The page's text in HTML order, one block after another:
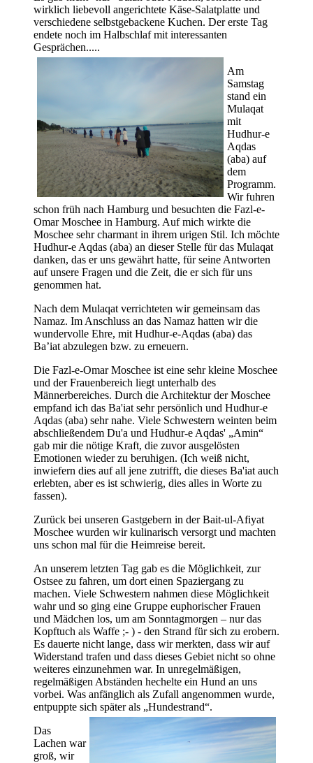
wirklich liebevoll angerichtete Käse-Salatplatte und
verschiedene selbstgebackene Kuchen. Der erste Tag
endete noch im Halbschlaf mit interessanten
Gesprächen.....
Am
Samstag
stand ein
Mulaqat
mit
Hudhur-e
Aqdas
(aba) auf
dem
Programm.
Wir fuhren
schon früh nach Hamburg und besuchten die Fazl-e-
Omar Moschee in Hamburg. Auf mich wirkte die
Moschee sehr charmant in ihrem urigen Stil. Ich möchte
Hudhur-e Aqdas (aba) an dieser Stelle für das Mulaqat
danken, das er uns gewährt hatte, für seine Antworten
auf unsere Fragen und die Zeit, die er sich für uns
genommen hat.
Nach dem Mulaqat verrichteten wir gemeinsam das
Namaz. Im Anschluss an das Namaz hatten wir die
wundervolle Ehre, mit Hudhur-e-Aqdas (aba) das
Ba’iat abzulegen bzw. zu erneuern.
Die Fazl-e-Omar Moschee ist eine sehr kleine Moschee
und der Frauenbereich liegt unterhalb des
Männerbereiches. Durch die Architektur der Moschee
empfand ich das Ba'iat sehr persönlich und Hudhur-e
Aqdas (aba) sehr nahe. Viele Schwestern weinten beim
abschließendem Du'a und Hudhur-e Aqdas' „Amin“
gab mir die nötige Kraft, die zuvor ausgelösten
Emotionen wieder zu beruhigen. (Ich weiß nicht,
inwiefern dies auf all jene zutrifft, die dieses Ba'iat auch
erlebten, aber es ist schwierig, dies alles in Worte zu
fassen).
Zurück bei unseren Gastgebern in der Bait-ul-Afiyat
Moschee wurden wir kulinarisch versorgt und machten
uns schon mal für die Heimreise bereit.
An unserem letzten Tag gab es die Möglichkeit, zur
Ostsee zu fahren, um dort einen Spaziergang zu
machen. Viele Schwestern nahmen diese Möglichkeit
wahr und so ging eine Gruppe euphorischer Frauen
und Mädchen los, um am Sonntagmorgen – nur das
Kopftuch als Waffe ;- ) - den Strand für sich zu erobern.
Es dauerte nicht lange, dass wir merkten, dass wir auf
Widerstand trafen und dass dieses Gebiet nicht so ohne
weiteres einzunehmen war. In unregelmäßigen,
regelmäßigen Abständen hechelte ein Hund an uns
vorbei. Was anfänglich als Zufall angenommen wurde,
entpuppte sich später als „Hundestrand“.
Das
Lachen war
groß, wir